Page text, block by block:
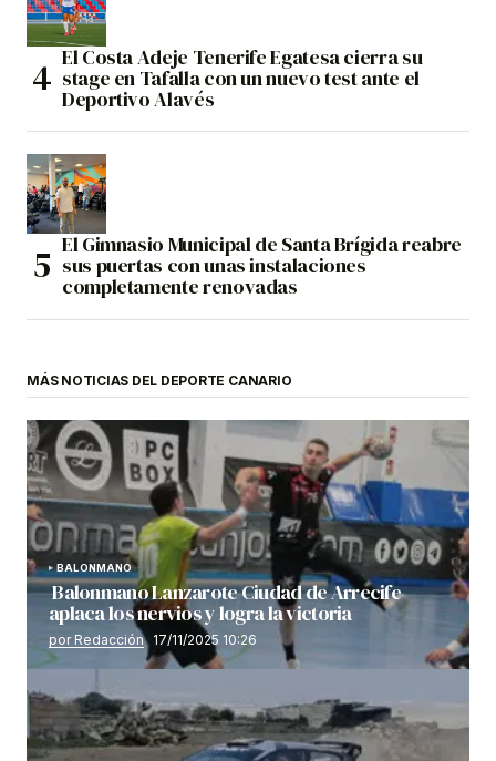
El Costa Adeje Tenerife Egatesa cierra su
stage en Tafalla con un nuevo test ante el
Deportivo Alavés
El Gimnasio Municipal de Santa Brígida reabre
sus puertas con unas instalaciones
completamente renovadas
MÁS NOTICIAS DEL DEPORTE CANARIO
BALONMANO
Balonmano Lanzarote Ciudad de Arrecife
aplaca los nervios y logra la victoria
por Redacción 17/11/2025 10:26